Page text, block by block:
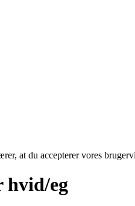
at du accepterer vores
hvid/eg